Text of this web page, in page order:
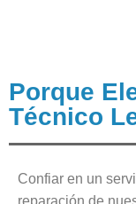
Porque
Técnico
Confiar en un
reparación de